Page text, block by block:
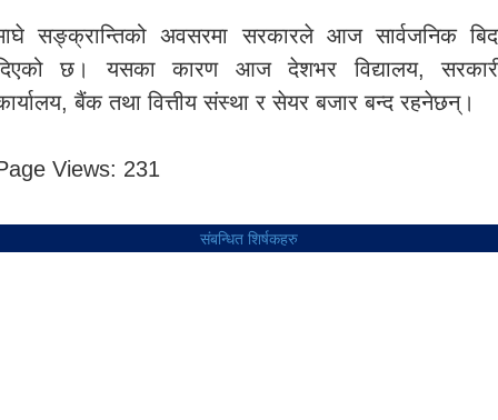
सङ्क्रान्तिको अवसरमा सरकारले आज सार्वजनिक
छ। यसका कारण आज देशभर विद्यालय,
बैंक तथा वित्तीय संस्था र सेयर बजार बन्द रहनेछन्।
Views: 231
संबन्धित शिर्षकहरु